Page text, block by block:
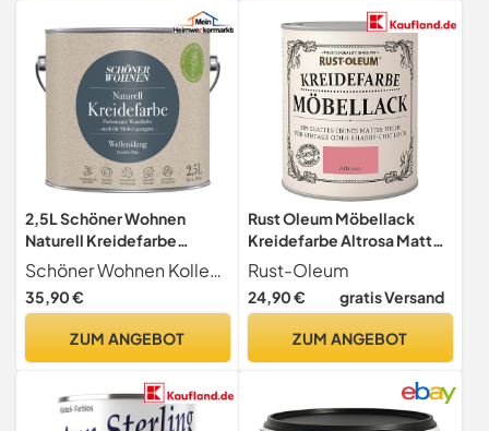
2,5L Schöner Wohnen
Naturell Kreidefarbe
Wellenklang, Dunkles BlauSchöner Wohnen Kollektion
35,90 €
ZUM ANGEBOT
Rust Oleum Möbellack
Kreidefarbe Altrosa Matt
750 ml
Rust-Oleum
24,90 € gratis Versand
ZUM ANGEBOT